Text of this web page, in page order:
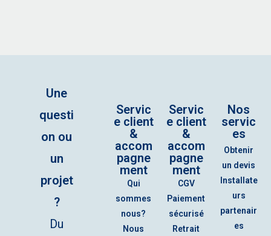
Une
questi
on ou
un
projet
?
Du
Servic
e client
&
accom
pagne
ment
Qui
sommes
nous?
Nous
Servic
e client
&
accom
pagne
ment
CGV
Paiement
sécurisé
Retrait
Nos
servic
es
Obtenir
un devis
Installate
urs
partenair
es